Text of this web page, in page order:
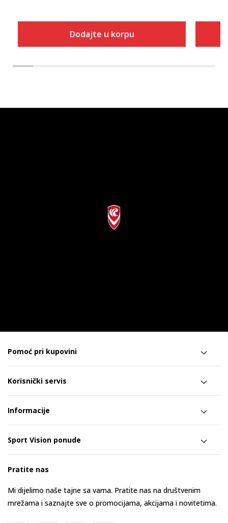
Dodajte u korpu
Pomoć pri kupovini
Korisnički servis
Informacije
Sport Vision ponude
Pratite nas
Mi dijelimo naše tajne sa vama. Pratite nas na društvenim
mrežama i saznajte sve o promocijama, akcijama i novitetima.